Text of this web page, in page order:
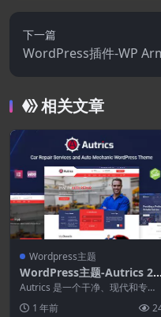
下一篇
WordPress插件-WP
0–蜜罐反垃圾邮件
相关文章
Wordpress主题
WordPress主题-Autrics 2.
7.8–汽车服务和汽车修理工W
ordPress主题
Autrics 是一个干净、现代和专业
店、机械车间...
1 年前